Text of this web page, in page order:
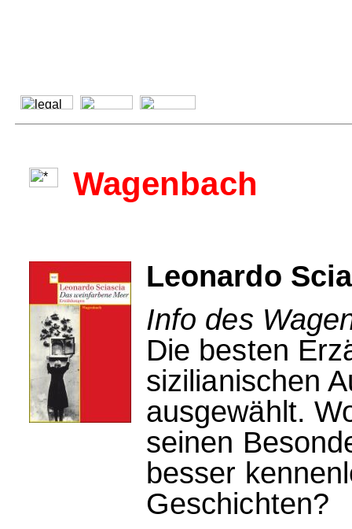
Wagenbach
Leonardo
Info des
Die besten
sizilianischen
ausgewählt.
seinen
besser
Geschichten?